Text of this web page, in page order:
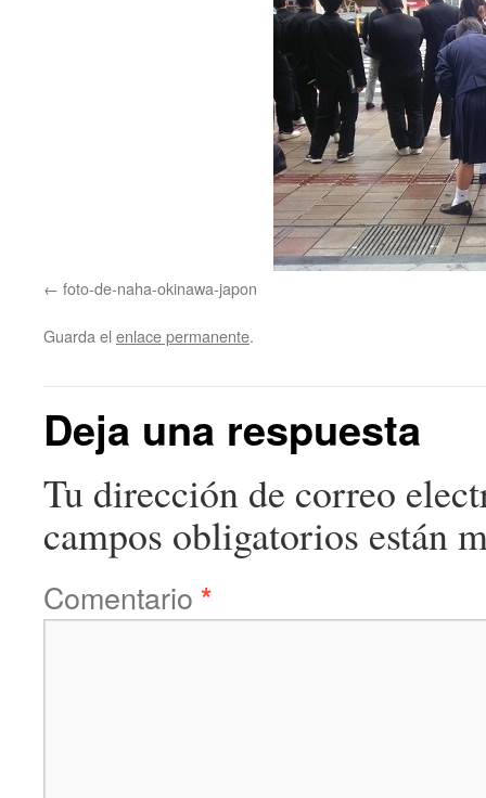
foto-de-naha-okinawa-japon
Guarda el enlace permanente.
Deja una respuesta
Tu dirección de correo
campos obligatorios están
Comentario *